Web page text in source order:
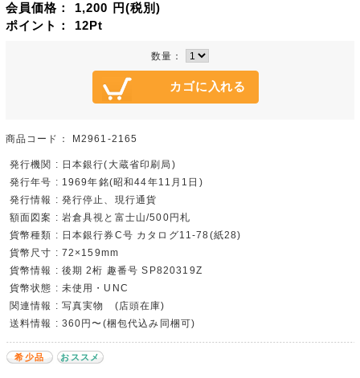
会員価格： 1,200 円(税別)
ポイント： 12Pt
数量：
商品コード： M2961-2165
発行機関 : 日本銀行(大蔵省印刷局)
発行年号 : 1969年銘(昭和44年11月1日)
発行情報 : 発行停止、現行通貨
額面図案 : 岩倉具視と富士山/500円札
貨幣種類 : 日本銀行券C号 カタログ11-78(紙28)
貨幣尺寸 : 72×159mm
貨幣情報 : 後期 2桁 趣番号 SP820319Z
貨幣状態 : 未使用・UNC
関連情報 : 写真実物 (店頭在庫)
送料情報 : 360円〜(梱包代込み同梱可)
希少品 おススメ